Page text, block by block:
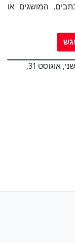
המושגים או
יום שני, אוגוסט 10, 2026 – יום שני, אוגוסט 31,